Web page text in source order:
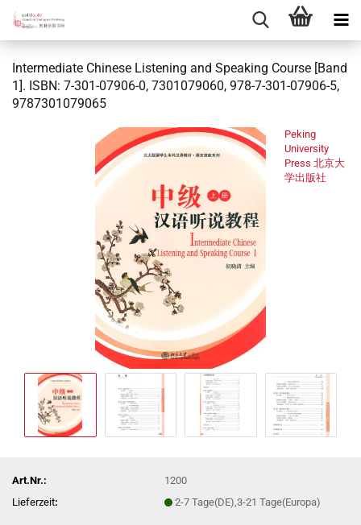
Intermediate Chinese Listening and Speaking Course [Band
1]. ISBN: 7-301-07906-0, 7301079060, 978-7-301-07906-5,
9787301079065
Peking
University
Press 北京大
学出版社
Art.Nr.:
1200
Lieferzeit: 2-7 Tage(DE),3-21 Tage(Europa)